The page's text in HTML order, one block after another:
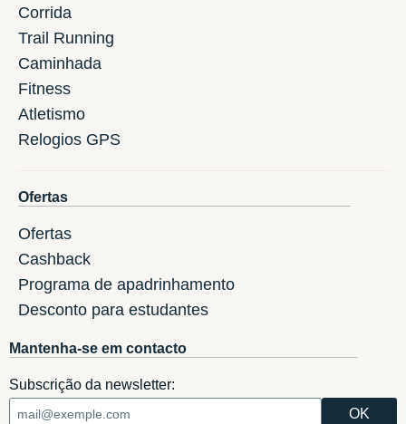
Corrida
Trail Running
Caminhada
Fitness
Atletismo
Relogios GPS
Ofertas
Ofertas
Cashback
Programa de apadrinhamento
Desconto para estudantes
Mantenha-se em contacto
Subscrição da newsletter: